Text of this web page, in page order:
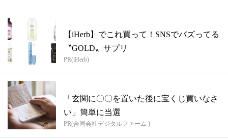
【iHerb】でこれ買って！SNSでバズってる
〝GOLD〟サプリ
PR(iHerb)
「玄関に〇〇を置いた後に宝くじ買いなさ
い」簡単に当選
PR(合同会社デジタルファーム )